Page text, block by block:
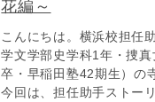
花編～
こんにちは。横浜校担任
学文学部史学科1年・捜
卒・早稲田塾42期生）の
今回は、担任助手ストー